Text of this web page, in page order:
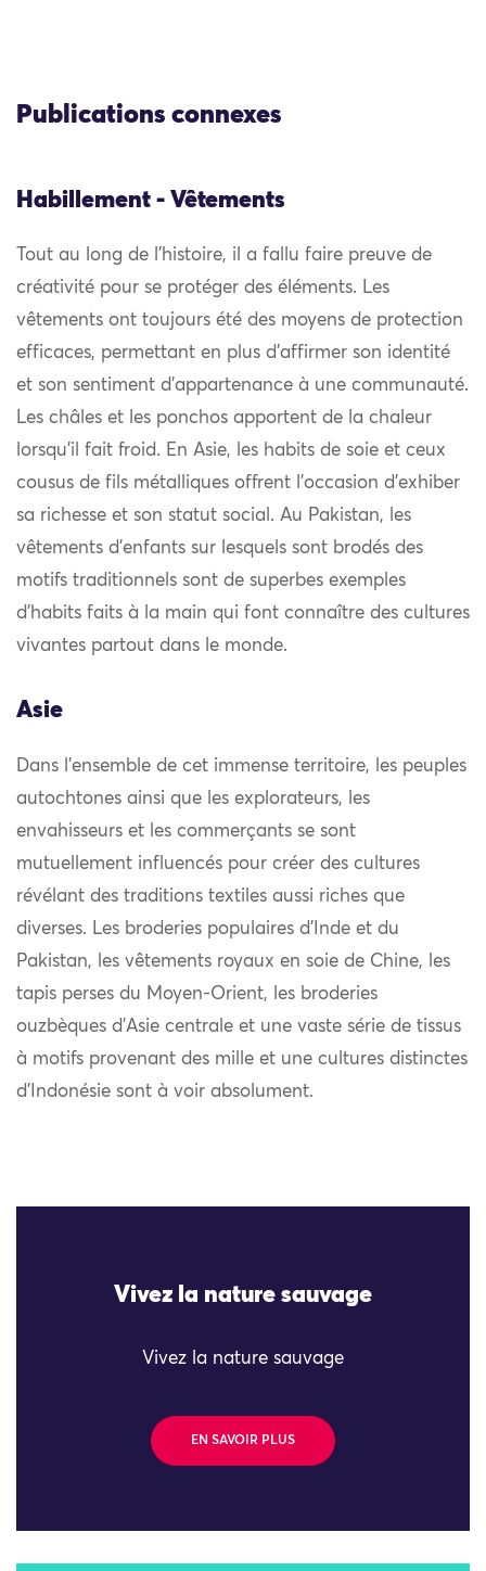
Publications connexes
Habillement - Vêtements
Tout au long de l’histoire, il a fallu faire preuve de
créativité pour se protéger des éléments. Les
vêtements ont toujours été des moyens de protection
efficaces, permettant en plus d’affirmer son identité
et son sentiment d’appartenance à une communauté.
Les châles et les ponchos apportent de la chaleur
lorsqu’il fait froid. En Asie, les habits de soie et ceux
cousus de fils métalliques offrent l’occasion d’exhiber
sa richesse et son statut social. Au Pakistan, les
vêtements d’enfants sur lesquels sont brodés des
motifs traditionnels sont de superbes exemples
d’habits faits à la main qui font connaître des cultures
vivantes partout dans le monde.
Asie
Dans l’ensemble de cet immense territoire, les peuples
autochtones ainsi que les explorateurs, les
envahisseurs et les commerçants se sont
mutuellement influencés pour créer des cultures
révélant des traditions textiles aussi riches que
diverses. Les broderies populaires d’Inde et du
Pakistan, les vêtements royaux en soie de Chine, les
tapis perses du Moyen-Orient, les broderies
ouzbèques d’Asie centrale et une vaste série de tissus
à motifs provenant des mille et une cultures distinctes
d’Indonésie sont à voir absolument.
Vivez la nature sauvage
Vivez la nature sauvage
EN SAVOIR PLUS